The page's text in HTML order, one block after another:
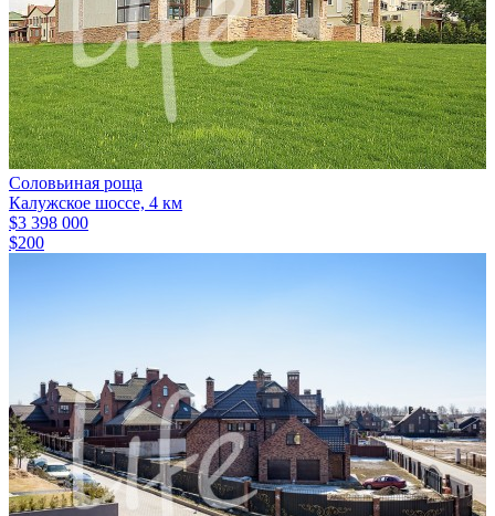
Соловьиная роща
Калужское шоссе, 4 км
$3 398 000
$200